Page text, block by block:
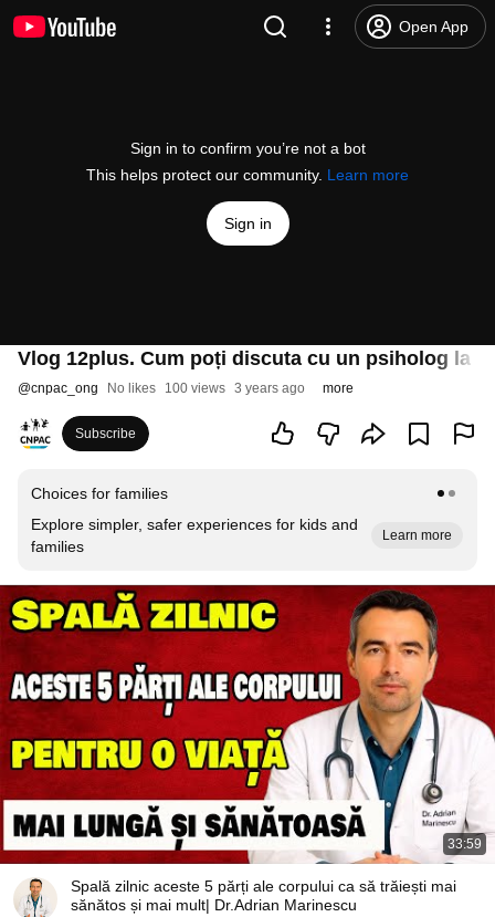
Open App
Sign in to confirm you’re not a bot
This helps protect our community. Learn more
Sign in
Vlog 12plus. Cum poți discuta cu un psiholog la
@cnpac_ong No likes 100 views 3 years ago more
Subscribe
Choices for families
Explore simpler, safer experiences for kids and
families
Learn more
33:59
Spală zilnic aceste 5 părți ale corpului ca să trăiești mai
sănătos și mai mult| Dr.Adrian Marinescu